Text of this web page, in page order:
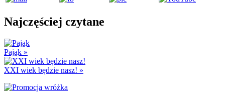
Najczęściej czytane
Pająk »
XXI wiek będzie nasz! »